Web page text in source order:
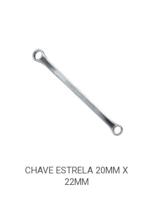
CHAVE ESTRELA 20MM X
22MM